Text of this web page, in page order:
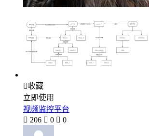
收藏
立即使用
视频监控平台
 206  0  0